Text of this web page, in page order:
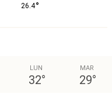
26.4°
LUN
32°
MAR
29°